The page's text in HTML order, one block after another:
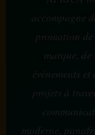
accompagne
promotion de
marque, de
événements et
projets à
moderne,